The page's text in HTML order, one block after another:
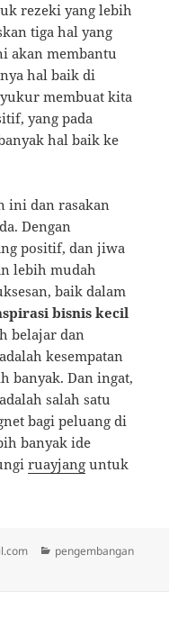
rezeki yang lebih
tiga hal yang
akan membantu
hal baik di
membuat kita
yang pada
hal baik ke
ini dan rasakan
Dengan
positif, dan jiwa
lebih mudah
baik dalam
bisnis kecil
belajar dan
kesempatan
banyak. Dan ingat,
salah satu
bagi peluang di
banyak ide
ruayjang untuk
Categories
pengembangan